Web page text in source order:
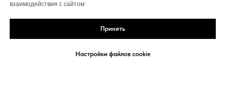
взаимодействия с сайтом
Принять
Настройки файлов cookie